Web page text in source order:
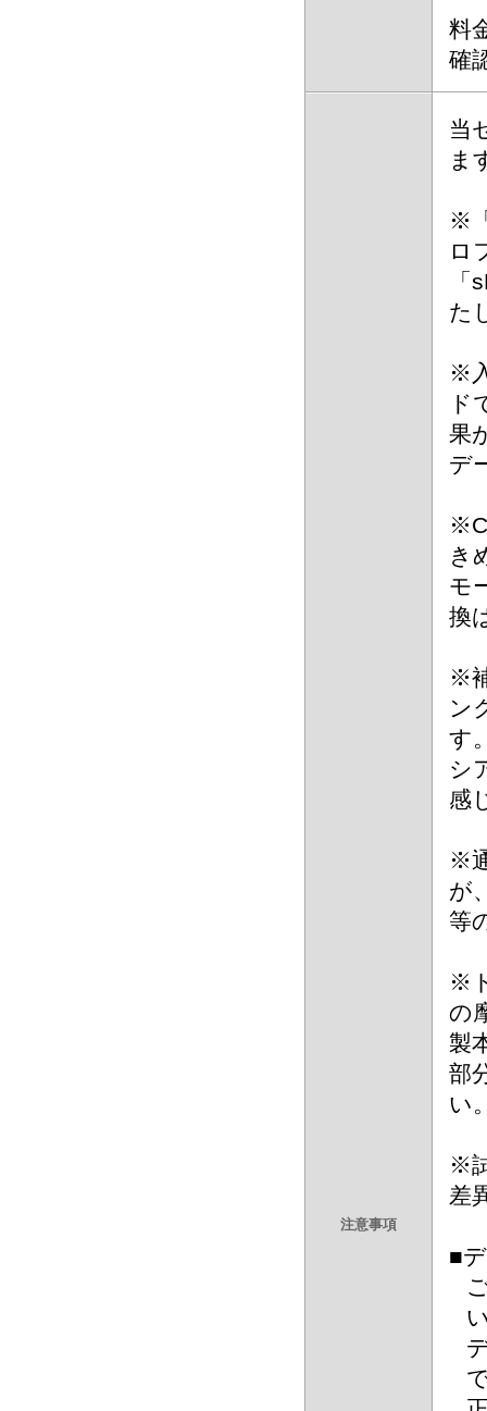
料
確
注意事項
当
ま
※
ロ
た
※
ド
果
デ
き
モ
換
※
ン
す
シ
感
※
が
等
※
の
製
部
い
※
差
■